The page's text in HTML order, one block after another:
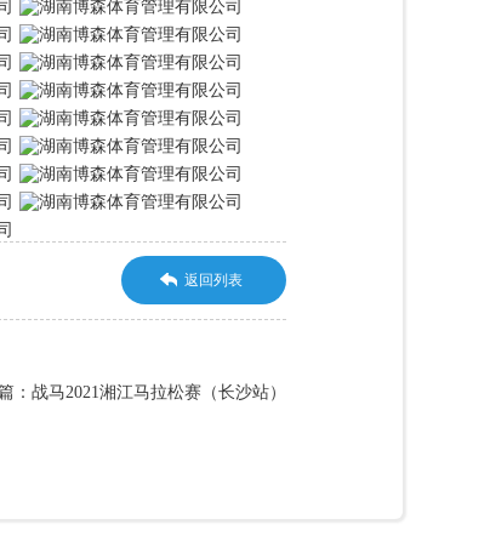
返回列表
：战马2021湘江马拉松赛（长沙站）